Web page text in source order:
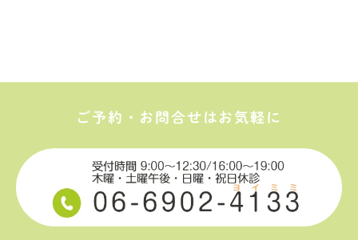
ご予約・お問合せはお気軽に